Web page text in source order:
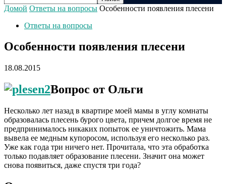
Домой Ответы на вопросы Особенности появления плесени
Ответы на вопросы
Особенности появления плесени
18.08.2015
Вопрос от Ольги
Несколько лет назад в квартире моей мамы в углу комнаты
образовалась плесень бурого цвета, причем долгое время не
предпринималось никаких попыток ее уничтожить. Мама
вывела ее медным купоросом, используя его несколько раз.
Уже как года три ничего нет. Прочитала, что эта обработка
только подавляет образование плесени. Значит она может
снова появиться, даже спустя три года?